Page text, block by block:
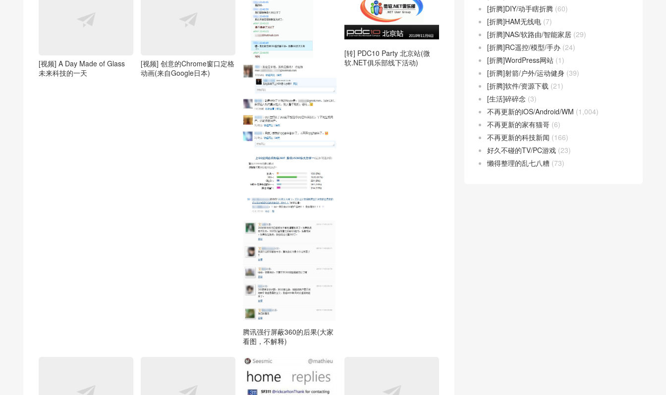
[视频] A Day Made of Glass
未来科技的一天
[视频] 创意的Chrome窗口定格
动画(来自Google日本)
腾讯强行屏蔽360的后果(大家
看图，不解释)
[转] PDC10 Party 北京站(微
软.NET俱乐部线下活动)
[折腾]DIY/动手瞎折腾 (60)
[折腾]HAM无线电 (7)
[折腾]NAS/软路由/智能家居 (29)
[折腾]RC遥控/模型/手办 (24)
[折腾]WordPress网站 (1)
[折腾]射箭/户外/运动健身 (39)
[折腾]软件/资源下载 (21)
[生活]碎碎念 (3)
不再更新的iOS/Android/WM (1,004)
不再更新的家有猫哥 (6)
不再更新的科技新闻 (166)
好久不碰的TV/PC游戏 (23)
懒得整理的乱七八糟 (73)